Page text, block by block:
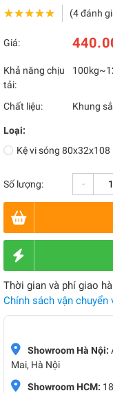
★★★★★
★★★★★ (4 đánh
Giá:
Khả năng chịu
tải:
Chất liệu: Khung
Loại:
Kệ vi sóng 80x32x108
Số lượng: -
Thời gian và phí giao
Chính sách vận chuyển
Showroom Hà Nội:
Mai, Hà Nội
Showroom HCM: